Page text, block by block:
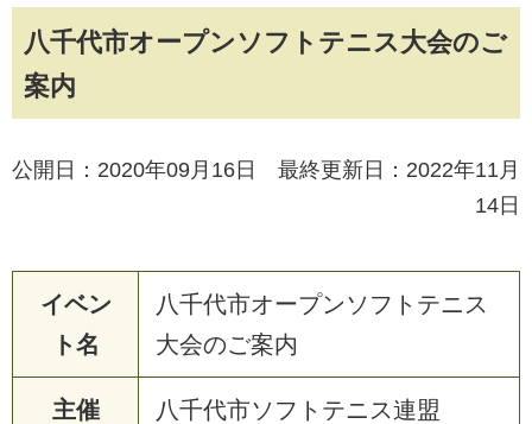
八千代市オープンソフトテニス大会のご
案内
公開日：2020年09月16日 最終更新日：2022年11月
14日
イベン
ト名
八千代市オープンソフトテニス
大会のご案内
主催 八千代市ソ フ ト テニ ス連盟